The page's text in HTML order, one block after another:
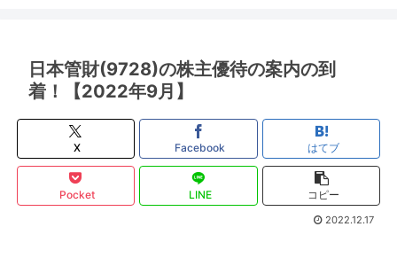
日本管財(9728)の株主優待の案内の到
着！【2022年9月】
X Facebook はてブ
Pocket LINE コピー
2022.12.17